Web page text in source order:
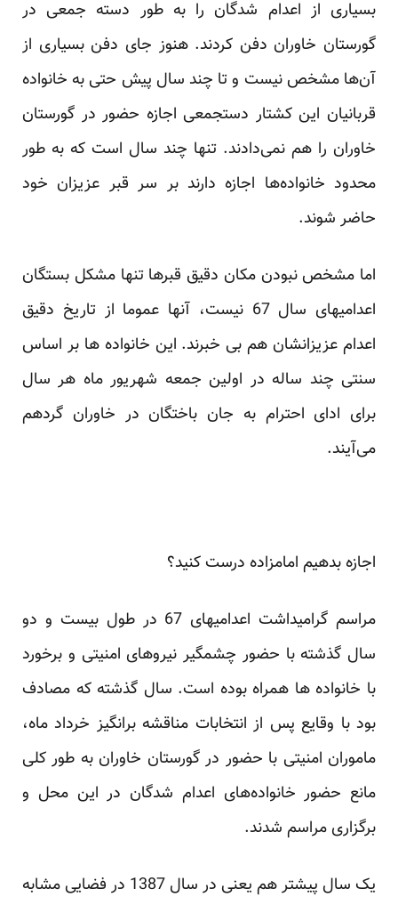
بسیاری از اعدام شدگان را به طور دسته جمعی در
گورستان خاوران دفن کردند. هنوز جای دفن بسیاری از
آن‌ها مشخص نیست و تا چند سال پیش حتی به خانواده
قربانیان این کشتار دستجمعی اجازه حضور در گورستان
خاوران را هم نمی‌دادند. تنها چند سال است که به طور
محدود خانواده‌ها اجازه دارند بر سر قبر عزیزان خود
حاضر شوند.
اما مشخص نبودن مکان دقیق قبرها تنها مشکل بستگان
اعدامیهای سال 67 نیست، آنها عموما از تاریخ دقیق
اعدام عزیزانشان هم بی خبرند. این خانواده ها بر اساس
سنتی چند ساله در اولین جمعه شهریور ماه هر سال
برای ادای احترام به جان باختگان در خاوران گردهم
می‌آیند.
اجازه بدهیم امامزاده درست کنید؟
مراسم گرامیداشت اعدامیهای 67 در طول بیست و دو
سال گذشته با حضور چشمگیر نیروهای امنیتی و برخورد
با خانواده ها همراه بوده است. سال گذشته که مصادف
بود با وقایع پس از انتخابات مناقشه برانگیز خرداد ماه،
ماموران امنیتی با حضور در گورستان خاوران به طور کلی
مانع حضور خانواده‌های اعدام شدگان در این محل و
برگزاری مراسم شدند.
یک سال پیشتر هم یعنی در سال 1387 در فضایی مشابه